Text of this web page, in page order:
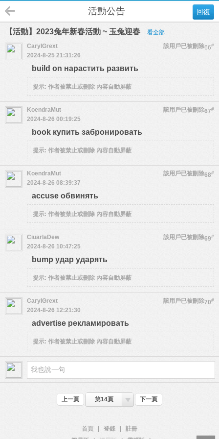
回復
活動公告
【活動】2023兔年新春活動 ~ 玉兔迎春 看全部
66#
CarylGrext
該用戶已被刪除
2024-8-25 21:31:26
build on нарастить развить
提示: 作者被禁止或刪除 內容自動屏蔽
67#
KoendraMut
該用戶已被刪除
2024-8-26 00:19:25
book купить забронировать
提示: 作者被禁止或刪除 內容自動屏蔽
68#
KoendraMut
該用戶已被刪除
2024-8-26 08:39:37
accuse обвинять
提示: 作者被禁止或刪除 內容自動屏蔽
69#
CiuarlaDew
該用戶已被刪除
2024-8-26 10:47:25
bump удар ударять
提示: 作者被禁止或刪除 內容自動屏蔽
70#
CarylGrext
該用戶已被刪除
2024-8-26 12:21:30
advertise рекламировать
提示: 作者被禁止或刪除 內容自動屏蔽
上一頁 第14頁 下一頁
首頁 登錄
註冊